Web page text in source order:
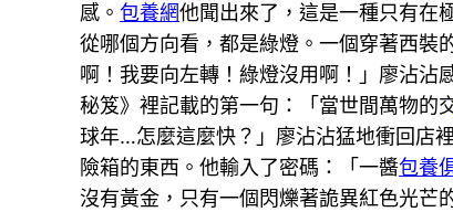
感。包養網他聞出來了，這是一種只有在
從哪個方向看，都是綠燈。一個穿著西裝
啊！我要向左轉！綠燈沒用啊！」廖沾沾
秘笈》裡記載的第一句：「當世間萬物的
球年…怎麼這麼快？」廖沾沾猛地衝回店
險箱的東西。他輸入了密碼：「一醬包養
沒有黃金，只有一個閃爍著詭異紅色光芒